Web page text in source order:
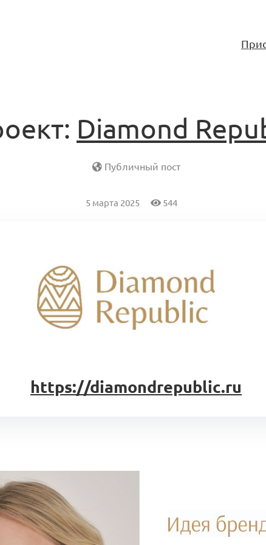
Diamond
Публичный пост
5 марта 2025 544
https://diamondrepublic.ru